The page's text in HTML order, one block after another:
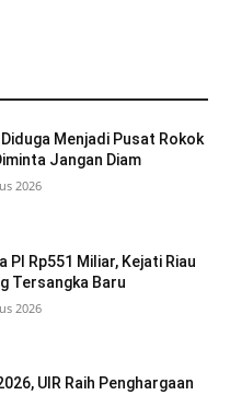
Menjadi Pusat Rokok
Jangan Diam
2026
PI Rp551 Miliar, Kejati Riau
Tersangka Baru
2026
UIR Raih Penghargaan